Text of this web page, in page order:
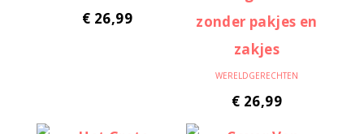
€ 26,99
WERELDGERECHTEN
€ 26,99